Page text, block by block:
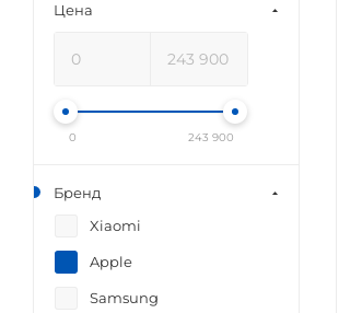
Цена
0 243 900
Бренд
Xiaomi
Apple
Samsung